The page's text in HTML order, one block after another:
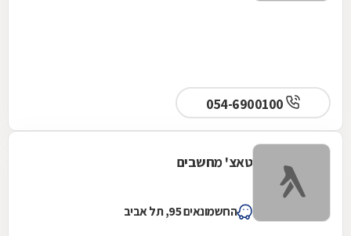
טאצ' מחשבים
החשמונאים 95, תל אביב